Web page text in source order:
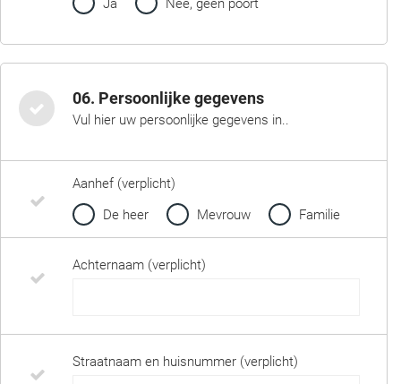
Ja Nee, geen poort
06. Persoonlijke gegevens
Vul hier uw persoonlijke gegevens in..
Aanhef (verplicht)
De heer
Mevrouw Familie
Achternaam (verplicht)
Straatnaam en huisnummer (verplicht)